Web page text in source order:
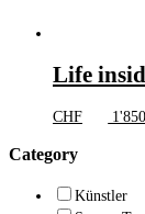
Life
CHF
Category
Künstler